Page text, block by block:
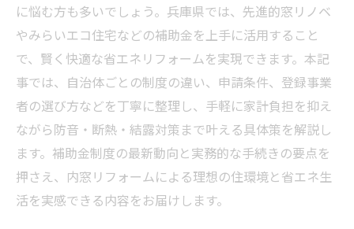
に悩む方も多いでしょう。兵庫県では、先進的窓リノベ
やみらいエコ住宅などの補助金を上手に活用すること
で、賢く快適な省エネリフォームを実現できます。本記
事では、自治体ごとの制度の違い、申請条件、登録事業
者の選び方などを丁寧に整理し、手軽に家計負担を抑え
ながら防音・断熱・結露対策まで叶える具体策を解説し
ます。補助金制度の最新動向と実務的な手続きの要点を
押さえ、内窓リフォームによる理想の住環境と省エネ生
活を実感できる内容をお届けします。